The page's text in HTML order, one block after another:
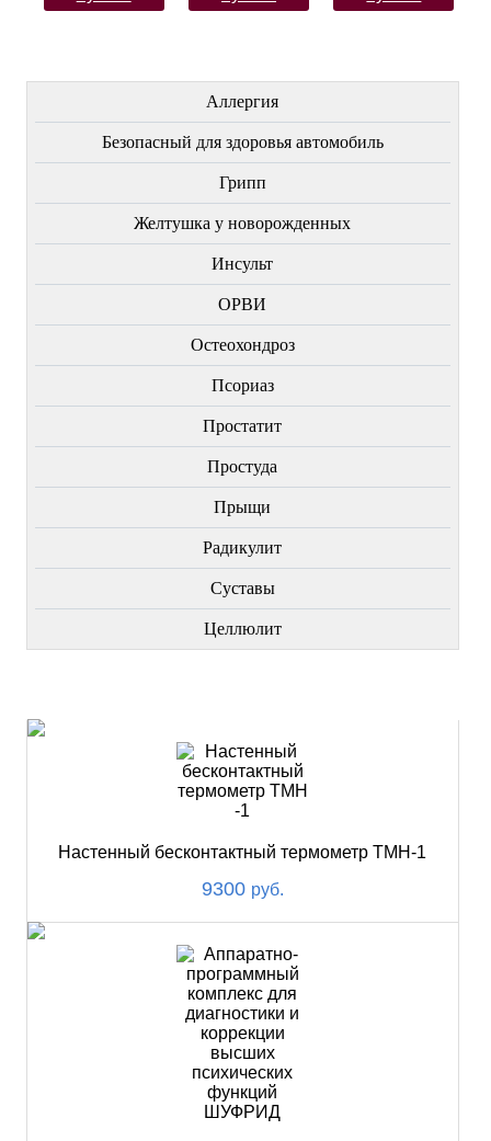
Аллергия
Безопасный для здоровья автомобиль
Грипп
Желтушка у новорожденных
Инсульт
ОРВИ
Остеохондроз
Пcориаз
Простатит
Простуда
Прыщи
Радикулит
Суставы
Целлюлит
Настенный бесконтактный термометр ТМН-1
9300 руб.